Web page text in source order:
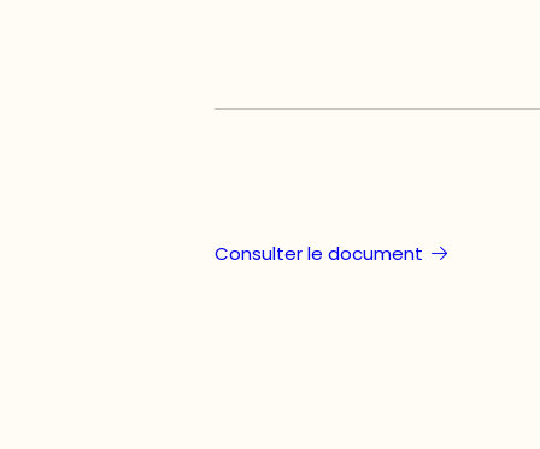
Consulter le document